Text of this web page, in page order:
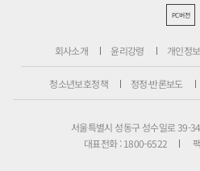
PC버전
회사소개 윤리강령 개인정
청소년보호정책 정정·반론보도
서울특별시 성동구 성수일로 39-
대표전화 : 1800-6522